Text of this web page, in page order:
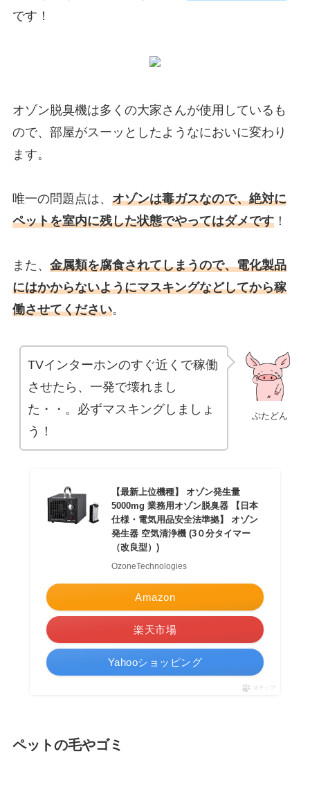
です！
オゾン脱臭機は多くの大家さんが使用しているも
ので、部屋がスーッとしたようなにおいに変わり
ます。
唯一の問題点は、 オゾンは毒ガスなので、絶対に
ペットを室内に残した状態でやってはダメです！
また、 金属類を腐食されてしまうので、電化製品
にはかからないようにマスキングなどしてから稼
働させてください。
ぶたどん
TVインターホンのすぐ近くで稼働
させたら、一発で壊れまし
た・・。必ずマスキングしましょ
う！
【最新上位機種】 オゾン発生量
5000mg 業務用オゾン脱臭器 【日本
仕様・電気用品安全法準拠】 オゾン
発生器 空気清浄機 (3０分タイマー
（改良型）)
OzoneTechnologies
Amazon
楽天市場
Yahooショッピング
ポチップ
ペットの毛やゴミ